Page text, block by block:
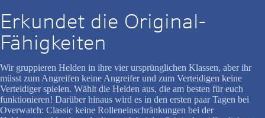
Erkundet die Original-
Fähigkeiten
Wir gruppieren Helden in ihre vier ursprünglichen Klassen, aber ihr
müsst zum Angreifen keine Angreifer und zum Verteidigen keine
Verteidiger spielen. Wählt die Helden aus, die am besten für euch
funktionieren! Darüber hinaus wird es in den ersten paar Tagen bei
Overwatch: Classic keine Rolleneinschränkungen bei der